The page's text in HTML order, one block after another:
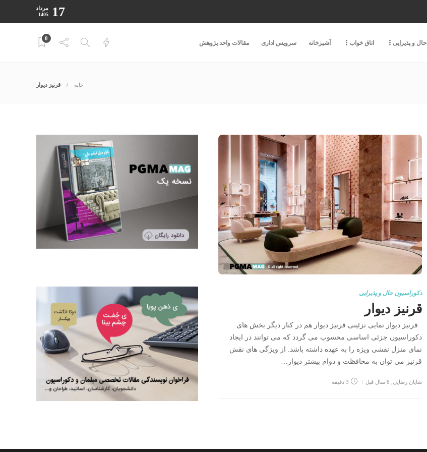
17 مرداد
1405
حال و پذیرایی اتاق خواب آشپزخانه سرویس اداری مقالات واحد پژوهش
0
خانه قرنیز دیوار
دکوراسیون حال و پذیرایی
قرنیز دیوار
قرنیز دیوار نمایی تزئینی قرنیز دیوار هم در کنار دیگر بخش های
دکوراسیون جزئی اساسی محسوب می گردد که می توانند در ایجاد
نمای منزل نقشی ویژه را به عهده داشته باشد. از ویژگی های نقش
قرنیز می توان به محافظت و دوام بیشتر دیوار…
شایان رضایی 8 سال قبل 3 دقیقه